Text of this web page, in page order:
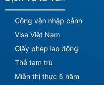
Công văn nhập cảnh
Visa Việt Nam
Giấy phép lao động
Thẻ tạm trú
Miễn thị thực 5 năm